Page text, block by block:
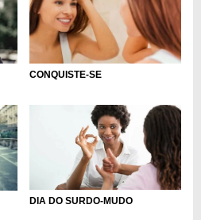
CONQUISTE-SE
DIA DO SURDO-MUDO